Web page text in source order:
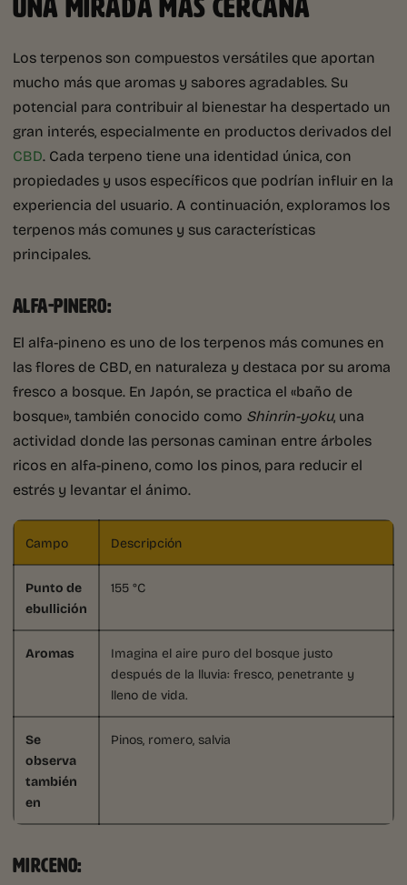
UNA MIRADA MÁS CERCANA
Los terpenos son compuestos versátiles que aportan
mucho más que aromas y sabores agradables. Su
potencial para contribuir al bienestar ha despertado un
gran interés, especialmente en productos derivados del
CBD. Cada terpeno tiene una identidad única, con
propiedades y usos específicos que podrían influir en la
experiencia del usuario. A continuación, exploramos los
terpenos más comunes y sus características
principales.
ALFA-PINERO:
El alfa-pineno es uno de los terpenos más comunes en
las flores de CBD, en naturaleza y destaca por su aroma
fresco a bosque. En Japón, se practica el «baño de
bosque», también conocido como Shinrin-yoku, una
actividad donde las personas caminan entre árboles
ricos en alfa-pineno, como los pinos, para reducir el
estrés y levantar el ánimo.
Campo Descripción
Punto de
ebullición
155 °C
Aromas
Imagina el aire puro del bosque justo
después de la lluvia: fresco, penetrante y
lleno de vida.
Se
observa
también
en
Pinos, romero, salvia
MIRCENO: